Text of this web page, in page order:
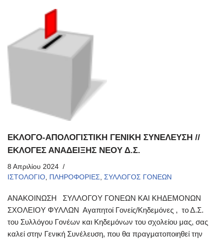
ΕΚΛΟΓΟ-ΑΠΟΛΟΓΙΣΤΙΚΗ ΓΕΝΙΚΗ ΣΥΝΕΛΕΥΣΗ //
ΕΚΛΟΓΕΣ ΑΝΑΔΕΙΞΗΣ ΝΕΟΥ Δ.Σ.
8 Απριλίου 2024
ΙΣΤΟΛΟΓΙΟ ΠΛΗΡΟΦΟΡΙΕΣ ΣΥΛΛΟΓΟΣ ΓΟΝΕΩΝ
AΝΑΚΟΙΝΩΣΗ ΣΥΛΛΟΓΟΥ ΓΟΝΕΩΝ ΚΑΙ ΚΗΔΕΜΟΝΩΝ
ΣΧΟΛΕΙΟΥ ΦΥΛΛΩΝ Αγαπητοί Γονείς/Κηδεμόνες , το Δ.Σ.
του Συλλόγου Γονέων και Κηδεμόνων του σχολείου μας, σας
καλεί στην Γενική Συνέλευση, που θα πραγματοποιηθεί την